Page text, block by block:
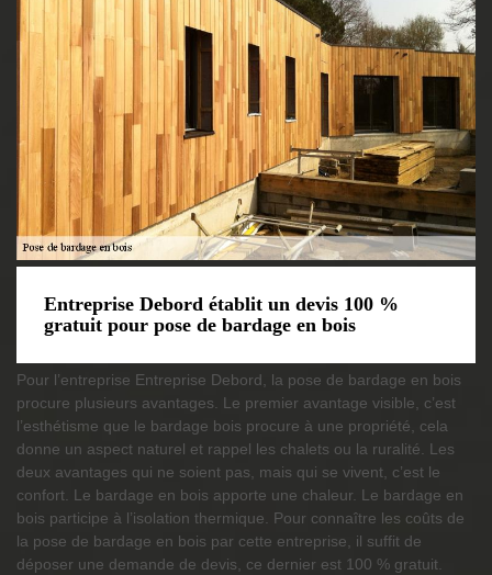
Entreprise Debord établit un devis 100 %
gratuit pour pose de bardage en bois
Pour l’entreprise Entreprise Debord, la pose de bardage en bois
procure plusieurs avantages. Le premier avantage visible, c’est
l’esthétisme que le bardage bois procure à une propriété, cela
donne un aspect naturel et rappel les chalets ou la ruralité. Les
deux avantages qui ne soient pas, mais qui se vivent, c’est le
confort. Le bardage en bois apporte une chaleur. Le bardage en
bois participe à l’isolation thermique. Pour connaître les coûts de
la pose de bardage en bois par cette entreprise, il suffit de
déposer une demande de devis, ce dernier est 100 % gratuit.